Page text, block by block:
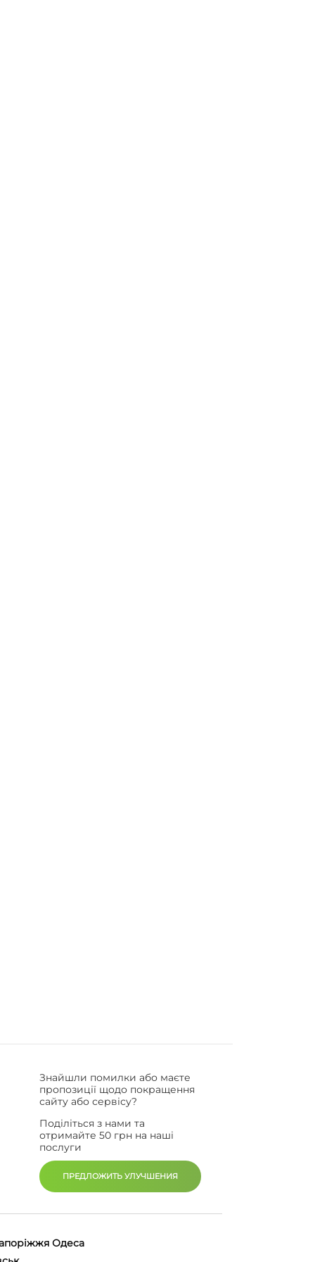
Знайшли помилки або маєте
пропозиції щодо покращення
сайту або сервісу?
Поділіться з нами та
отримайте 50 грн на наші
послуги
ПРЕДЛОЖИТЬ УЛУЧШЕНИЯ
Одеса